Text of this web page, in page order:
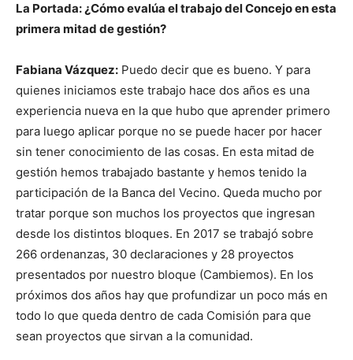
La Portada: ¿Cómo evalúa el trabajo del Concejo en esta
primera mitad de gestión?
Fabiana Vázquez: Puedo decir que es bueno. Y para
quienes iniciamos este trabajo hace dos años es una
experiencia nueva en la que hubo que aprender primero
para luego aplicar porque no se puede hacer por hacer
sin tener conocimiento de las cosas. En esta mitad de
gestión hemos trabajado bastante y hemos tenido la
participación de la Banca del Vecino. Queda mucho por
tratar porque son muchos los proyectos que ingresan
desde los distintos bloques. En 2017 se trabajó sobre
266 ordenanzas, 30 declaraciones y 28 proyectos
presentados por nuestro bloque (Cambiemos). En los
próximos dos años hay que profundizar un poco más en
todo lo que queda dentro de cada Comisión para que
sean proyectos que sirvan a la comunidad.